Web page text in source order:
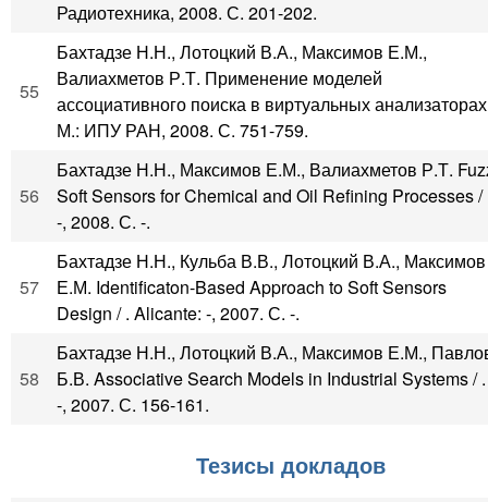
Радиотехника, 2008. С. 201-202.
55
Бахтадзе Н.Н., Лотоцкий В.А., Максимов Е.М.,
Валиахметов Р.Т. Применение моделей
ассоциативного поиска в виртуальных
М.: ИПУ РАН, 2008. С. 751-759.
56
Бахтадзе Н.Н., Максимов Е.М., Валиахметов Р.Т.
Soft Sensors for Chemical and Oil Refining Processes /
-, 2008. С. -.
57
Бахтадзе Н.Н., Кульба В.В., Лотоцкий В.А., Максимов
Е.М. Identificaton-Based Approach to Soft Sensors
Design / . Alicante: -, 2007. С. -.
58
Бахтадзе Н.Н., Лотоцкий В.А., Максимов Е.М.,
Б.В. Associative Search Models in Industrial Systems /
-, 2007. С. 156-161.
Тезисы докладов